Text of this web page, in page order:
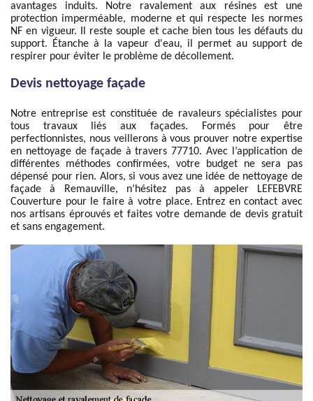
avantages induits. Notre ravalement aux résines est une
protection imperméable, moderne et qui respecte les normes
NF en vigueur. Il reste souple et cache bien tous les défauts du
support. Étanche à la vapeur d'eau, il permet au support de
respirer pour éviter le problème de décollement.
Devis nettoyage façade
Notre entreprise est constituée de ravaleurs spécialistes pour
tous travaux liés aux façades. Formés pour être
perfectionnistes, nous veillerons à vous prouver notre expertise
en nettoyage de façade à travers 77710. Avec l’application de
différentes méthodes confirmées, votre budget ne sera pas
dépensé pour rien. Alors, si vous avez une idée de nettoyage de
façade à Remauville, n’hésitez pas à appeler LEFEBVRE
Couverture pour le faire à votre place. Entrez en contact avec
nos artisans éprouvés et faites votre demande de devis gratuit
et sans engagement.